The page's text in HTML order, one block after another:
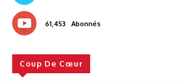
61,453 Abonnés
Coup De Cœur